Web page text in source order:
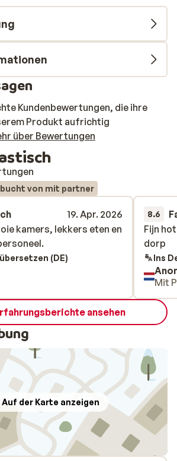
Kundenbewertungen, die ihre
Produkt aufrichtig
über Bewertungen
von mit partner
19. Apr. 2026
kamers, lekkers eten en
kamers, lekkers eten en
(DE)
8.6
Fijn
dorp
Fijn
dorp
Ins
Mit
ansehen
Auf der Karte anzeigen